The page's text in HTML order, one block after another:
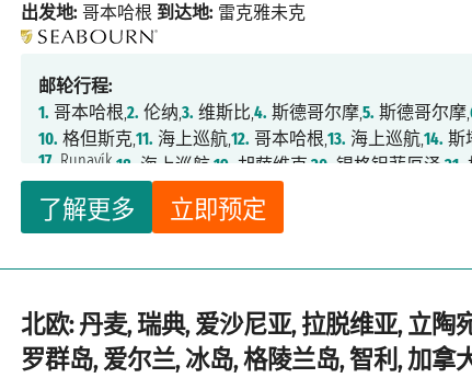
了解更多 立即预定
出发地: 哥本哈根 到达地: 雷克雅未克
邮轮行程:
1. 哥本哈根,2. 伦纳,3. 维斯比,4. 斯德哥尔摩,5. 斯德哥尔摩,
10. 格但斯克,11. 海上巡航,12. 哥本哈根,13. 海上巡航,14. 斯
17. Runavík,18. 海上巡航,19. 胡萨维克,20. 锡格铝菲厄泽,21.
北欧: 丹麦, 瑞典, 爱沙尼亚, 拉脱维亚, 立陶
罗群岛, 爱尔兰, 冰岛, 格陵兰岛, 智利, 加拿